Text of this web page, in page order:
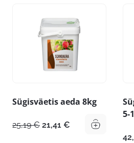
Sügisväetis aeda 8kg
25,19€ Algne
21,41 € Praegune
5-